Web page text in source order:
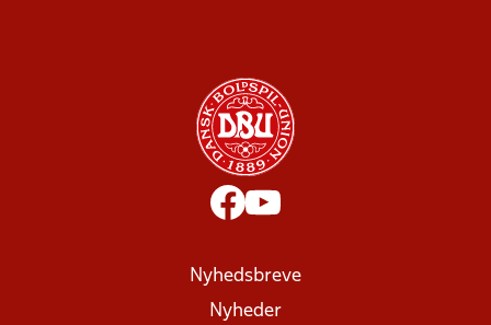
Nyhedsbreve
Nyheder